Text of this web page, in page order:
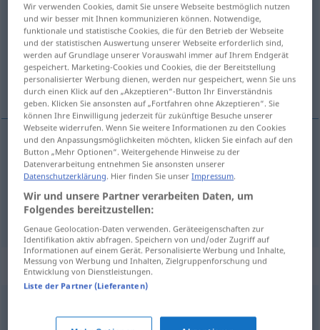
bienfaisant [bjɛ̃fəzɑ̃]adj <-ante [-ɑ̃t]>
Übersicht aller Übersetzungen
(Für mehr Details die Übersetzung anklicken/antippen)
wohltuend, erquickend
wohltuend bienfaisant
erquickend bienfaisant
Synonyme für "bienfaisant"
bénéfique,avantageux,favorable,heureux,salutaire
Wir verwenden Cookies, damit Sie unsere Webseite bestmöglich nutzen
und wir besser mit Ihnen kommunizieren können. Notwendige,
funktionale und statistische Cookies, die für den Betrieb der Webseite
und der statistischen Auswertung unserer Webseite erforderlich sind,
werden auf Grundlage unserer Vorauswahl immer auf Ihrem Endgerät
gespeichert. Marketing-Cookies und Cookies, die der Bereitstellung
personalisierter Werbung dienen, werden nur gespeichert, wenn Sie uns
durch einen Klick auf den „Akzeptieren“-Button Ihr Einverständnis
geben. Klicken Sie ansonsten auf „Fortfahren ohne Akzeptieren“. Sie
können Ihre Einwilligung jederzeit für zukünftige Besuche unserer
Webseite widerrufen. Wenn Sie weitere Informationen zu den Cookies
und den Anpassungsmöglichkeiten möchten, klicken Sie einfach auf den
Button „Mehr Optionen“. Weitergehende Hinweise zu der
Datenverarbeitung entnehmen Sie ansonsten unserer
Datenschutzerklärung. Hier finden Sie unserImpressum.
Wir und unsere Partner verarbeiten Daten, um
Folgendes bereitzustellen:
Genaue Geolocation-Daten verwenden. Geräteeigenschaften zur
Identifikation aktiv abfragen. Speichern von und/oder Zugriff auf
Informationen auf einem Gerät. Personalisierte Werbung und Inhalte,
Messung von Werbung und Inhalten, Zielgruppenforschung und
Entwicklung von Dienstleistungen.
Liste der Partner (Lieferanten)